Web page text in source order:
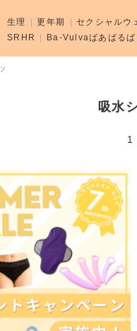
吸水
1
生理 更年期 セクシャルウ
SRHR
Ba-Vulvaばあばるば